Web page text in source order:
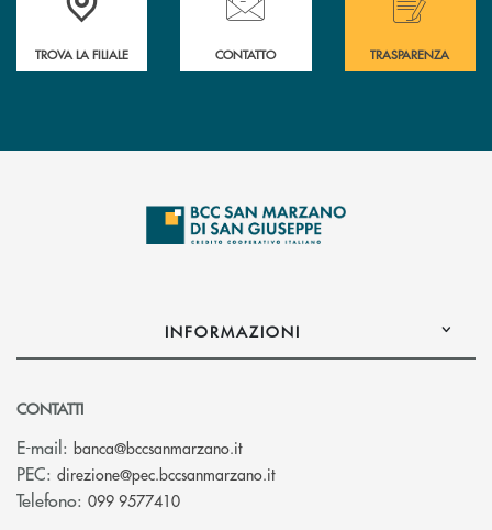
TROVA LA FILIALE CONTATTO TRASPARENZA
INFORMAZIONI
CONTATTI
E-mail: banca@bccsanmarzano.it(si apre l’app di posta
PEC: direzione@pec.bccsanmarzano.it(si apre l’app di posta
Telefono: 099 9577410